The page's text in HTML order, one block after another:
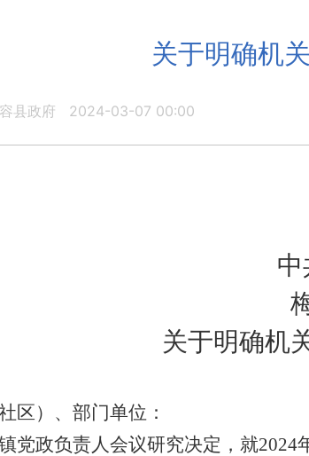
关于明确机
县政府 2024-03-07 00:00
中
关于明确机
区）、 部门单位：
党政负责人会议研究决定 ，就2024